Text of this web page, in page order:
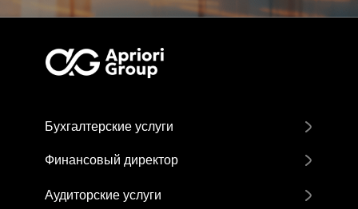
Бухгалтерские услуги
Бухгалтерское обслуживание
для маркетплейсов
Финансовый директор
Персональный финансовый
Аудиторские услуги